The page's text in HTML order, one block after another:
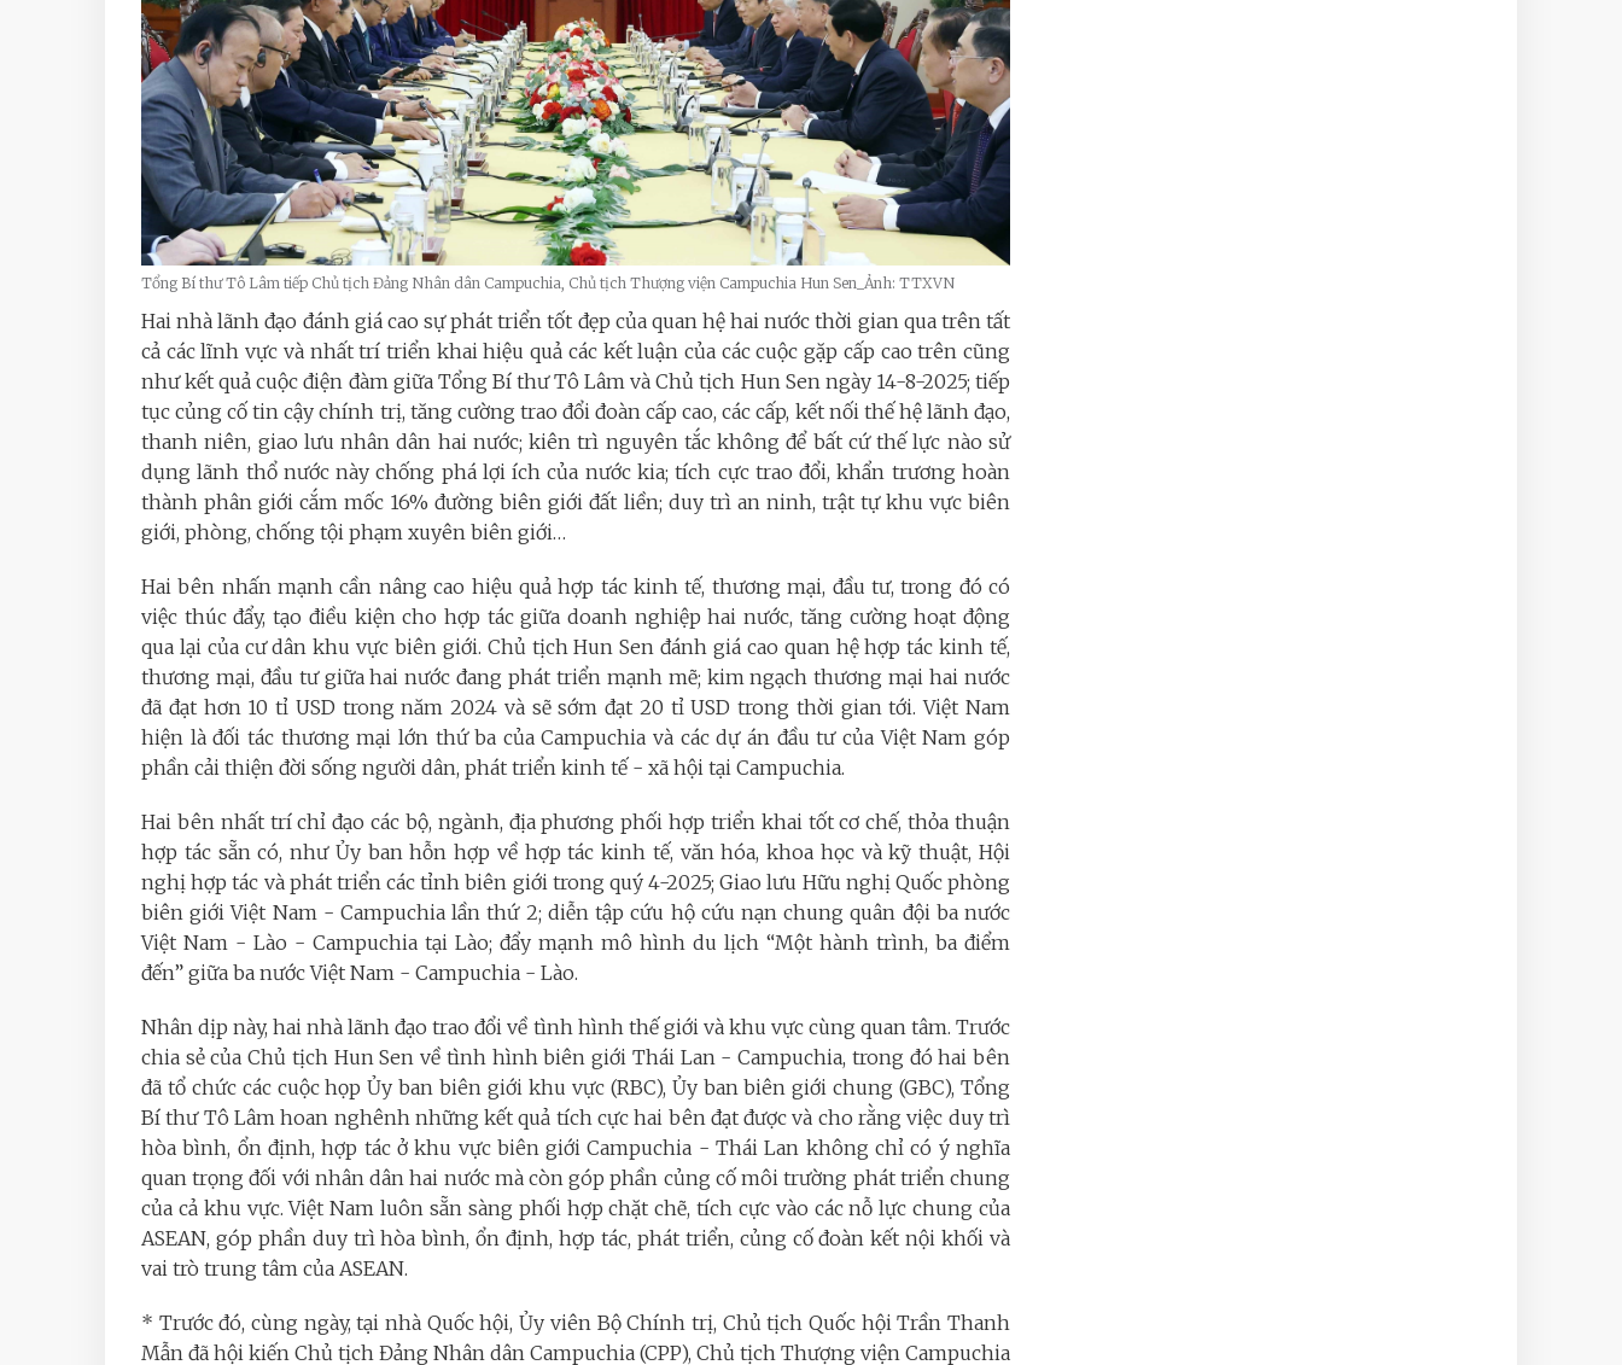
Tổng Bí thư Tô Lâm tiếp Chủ tịch Đảng Nhân dân Campuchia, Chủ tịch Thượng viện Campuchia Hun Sen_Ảnh: TTXVN
Hai nhà lãnh đạo đánh giá cao sự phát triển tốt đẹp của quan hệ hai nước thời gian qua trên tất
cả các lĩnh vực và nhất trí triển khai hiệu quả các kết luận của các cuộc gặp cấp cao trên cũng
như kết quả cuộc điện đàm giữa Tổng Bí thư Tô Lâm và Chủ tịch Hun Sen ngày 14-8-2025; tiếp
tục củng cố tin cậy chính trị, tăng cường trao đổi đoàn cấp cao, các cấp, kết nối thế hệ lãnh đạo,
thanh niên, giao lưu nhân dân hai nước; kiên trì nguyên tắc không để bất cứ thế lực nào sử
dụng lãnh thổ nước này chống phá lợi ích của nước kia; tích cực trao đổi, khẩn trương hoàn
thành phân giới cắm mốc 16% đường biên giới đất liền; duy trì an ninh, trật tự khu vực biên
giới, phòng, chống tội phạm xuyên biên giới…
Hai bên nhấn mạnh cần nâng cao hiệu quả hợp tác kinh tế, thương mại, đầu tư, trong đó có
việc thúc đẩy, tạo điều kiện cho hợp tác giữa doanh nghiệp hai nước, tăng cường hoạt động
qua lại của cư dân khu vực biên giới. Chủ tịch Hun Sen đánh giá cao quan hệ hợp tác kinh tế,
thương mại, đầu tư giữa hai nước đang phát triển mạnh mẽ; kim ngạch thương mại hai nước
đã đạt hơn 10 tỉ USD trong năm 2024 và sẽ sớm đạt 20 tỉ USD trong thời gian tới. Việt Nam
hiện là đối tác thương mại lớn thứ ba của Campuchia và các dự án đầu tư của Việt Nam góp
phần cải thiện đời sống người dân, phát triển kinh tế - xã hội tại Campuchia.
Hai bên nhất trí chỉ đạo các bộ, ngành, địa phương phối hợp triển khai tốt cơ chế, thỏa thuận
hợp tác sẵn có, như Ủy ban hỗn hợp về hợp tác kinh tế, văn hóa, khoa học và kỹ thuật, Hội
nghị hợp tác và phát triển các tỉnh biên giới trong quý 4-2025; Giao lưu Hữu nghị Quốc phòng
biên giới Việt Nam - Campuchia lần thứ 2; diễn tập cứu hộ cứu nạn chung quân đội ba nước
Việt Nam - Lào - Campuchia tại Lào; đẩy mạnh mô hình du lịch “Một hành trình, ba điểm
đến” giữa ba nước Việt Nam - Campuchia - Lào.
Nhân dịp này, hai nhà lãnh đạo trao đổi về tình hình thế giới và khu vực cùng quan tâm. Trước
chia sẻ của Chủ tịch Hun Sen về tình hình biên giới Thái Lan - Campuchia, trong đó hai bên
đã tổ chức các cuộc họp Ủy ban biên giới khu vực (RBC), Ủy ban biên giới chung (GBC), Tổng
Bí thư Tô Lâm hoan nghênh những kết quả tích cực hai bên đạt được và cho rằng việc duy trì
hòa bình, ổn định, hợp tác ở khu vực biên giới Campuchia - Thái Lan không chỉ có ý nghĩa
quan trọng đối với nhân dân hai nước mà còn góp phần củng cố môi trường phát triển chung
của cả khu vực. Việt Nam luôn sẵn sàng phối hợp chặt chẽ, tích cực vào các nỗ lực chung của
ASEAN, góp phần duy trì hòa bình, ổn định, hợp tác, phát triển, củng cố đoàn kết nội khối và
vai trò trung tâm của ASEAN.
* Trước đó, cùng ngày, tại nhà Quốc hội, Ủy viên Bộ Chính trị, Chủ tịch Quốc hội Trần Thanh
Mẫn đã hội kiến Chủ tịch Đảng Nhân dân Campuchia (CPP), Chủ tịch Thượng viện Campuchia